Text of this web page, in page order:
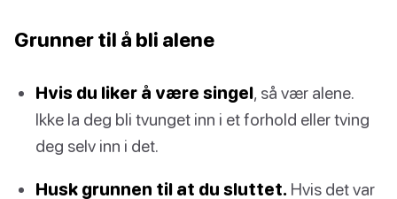
Grunner til å bli alene
Hvis du liker å være singel, så vær alene.
Ikke la deg bli tvunget inn i et forhold eller tving
deg selv inn i det.
Husk grunnen til at du sluttet. Hvis det var